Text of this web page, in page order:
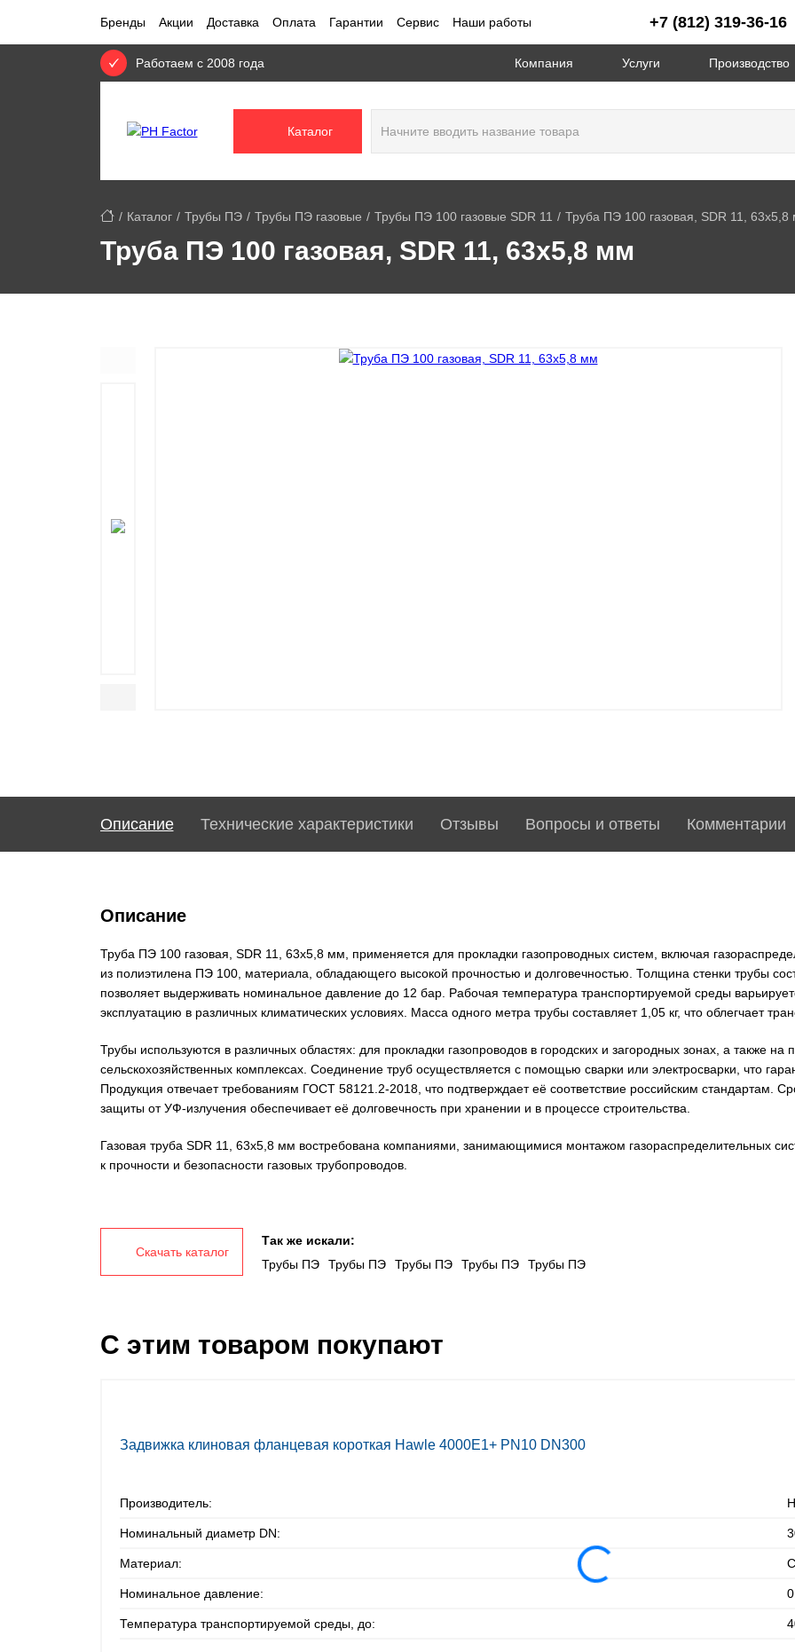
Бренды Акции Доставка Оплата Гарантии Сервис Наши работы +7 (812) 319-36-16
Работаем с 2008 года Компания Услуги Производство
Каталог
Каталог Трубы ПЭ Трубы ПЭ газовые Трубы ПЭ 100 газовые SDR 11 Труба ПЭ 100 газовая, SDR 11, 63х5,8
Труба ПЭ 100 газовая, SDR 11, 63х5,8 мм
Описание Технические характеристики Отзывы Вопросы и ответы Комментарии
Описание
Труба ПЭ 100 газовая, SDR 11, 63х5,8 мм, применяется для прокладки газопроводных систем, включая
из полиэтилена ПЭ 100, материала, обладающего высокой прочностью и долговечностью. Толщина стенки трубы
позволяет выдерживать номинальное давление до 12 бар. Рабочая температура транспортируемой среды
эксплуатацию в различных климатических условиях. Масса одного метра трубы составляет 1,05 кг, что облегчает
Трубы используются в различных областях: для прокладки газопроводов в городских и загородных зонах, а также
сельскохозяйственных комплексах. Соединение труб осуществляется с помощью сварки или электросварки, что
Продукция отвечает требованиям ГОСТ 58121.2-2018, что подтверждает её соответствие российским стандартам.
защиты от УФ-излучения обеспечивает её долговечность при хранении и в процессе строительства.
Газовая труба SDR 11, 63х5,8 мм востребована компаниями, занимающимися монтажом газораспределительных
к прочности и безопасности газовых трубопроводов.
Скачать каталог
Так же искали:
Трубы ПЭ
Трубы ПЭ Трубы ПЭ Трубы ПЭ Трубы ПЭ
С этим товаром покупают
Задвижка клиновая фланцевая короткая Hawle 4000E1+ PN10 DN300
Производитель:
Номинальный диаметр DN:
Материал:
Номинальное давление:
Температура транспортируемой среды, до: